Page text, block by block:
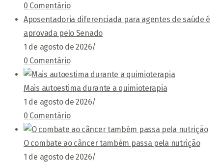
0 Comentário
Aposentadoria diferenciada para agentes de saúde é
aprovada pelo Senado
1 de agosto de 2026/
0 Comentário
Mais autoestima durante a quimioterapia
1 de agosto de 2026/
0 Comentário
O combate ao câncer também passa pela nutrição
1 de agosto de 2026/